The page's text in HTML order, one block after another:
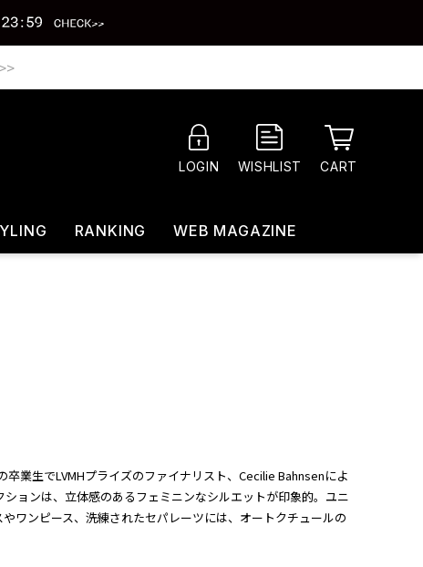
LOGIN WISHLIST CART
RANKING WEB MAGAZINE
業生でLVMHプライズのファイナリスト、Cecilie Bahnsenによ
ョンは、立体感のあるフェミニンなシルエットが印象的。ユニ
ワンピース、洗練されたセパレーツには、オートクチュールの